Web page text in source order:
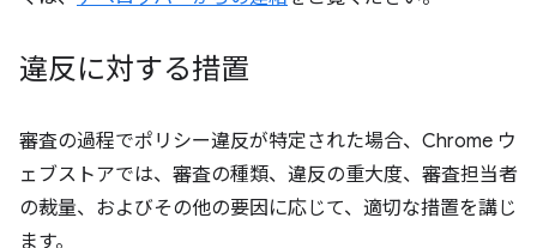
違反に対する措置
審査の過程でポリシー違反が特定された場合、Chrome ウ
ェブストアでは、審査の種類、違反の重大度、審査担当者
の裁量、およびその他の要因に応じて、適切な措置を講じ
ます。